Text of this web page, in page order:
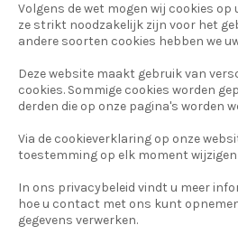
Volgens de wet mogen wij cookies
ze strikt noodzakelijk zijn voor het
andere soorten cookies hebben we
Deze website maakt gebruik van
cookies. Sommige cookies worden
derden die op onze pagina's worden
Via de cookieverklaring op onze
toestemming op elk moment
In ons privacybeleid vindt u meer
hoe u contact met ons kunt
gegevens verwerken.